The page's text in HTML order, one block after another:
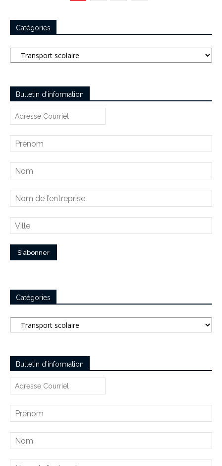
Catégories
Catégories
Bulletin d’information
Catégories
Catégories
Bulletin d’information